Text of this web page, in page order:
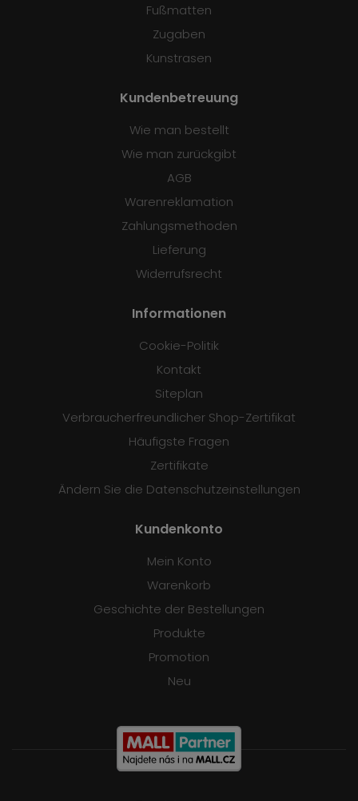
Fußmatten
Zugaben
Kunstrasen
Kundenbetreuung
Wie man bestellt
Wie man zurückgibt
AGB
Warenreklamation
Zahlungsmethoden
Lieferung
Widerrufsrecht
Informationen
Cookie-Politik
Kontakt
Siteplan
Verbraucherfreundlicher Shop-Zertifikat
Häufigste Fragen
Zertifikate
Ändern Sie die Datenschutzeinstellungen
Kundenkonto
Mein Konto
Warenkorb
Geschichte der Bestellungen
Produkte
Promotion
Neu